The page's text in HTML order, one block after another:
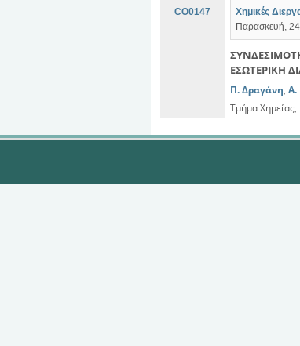
CO0147
Χημικές
Παρασκευή,
ΕΣΩΤΕΡΙΚΗ
Π. Δραγάνη, Α.
Τμήμα